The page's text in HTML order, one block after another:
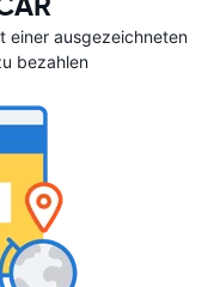
einer ausgezeichneten
bezahlen